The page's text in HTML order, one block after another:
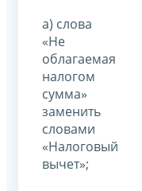
а) слова
«Не
облагаемая
налогом
сумма»
заменить
словами
«Налоговый
вычет»;